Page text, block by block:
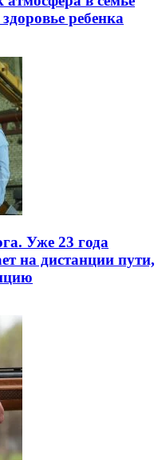
ребенка
Уже 23 года
на дистанции пути,